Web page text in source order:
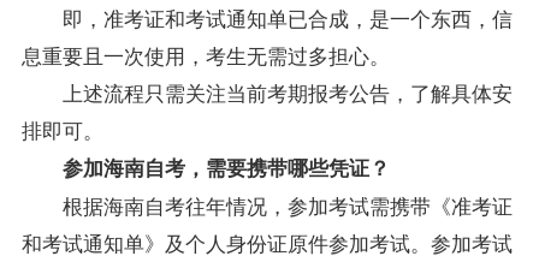
即，准考证和考试通知单已合成，是一个东西，信
息重要且一次使用，考生无需过多担心。
上述流程只需关注当前考期报考公告，了解具体安
排即可。
参加海南自考，需要携带哪些凭证？
根据海南自考往年情况，参加考试需携带《准考证
和考试通知单》及个人身份证原件参加考试。参加考试